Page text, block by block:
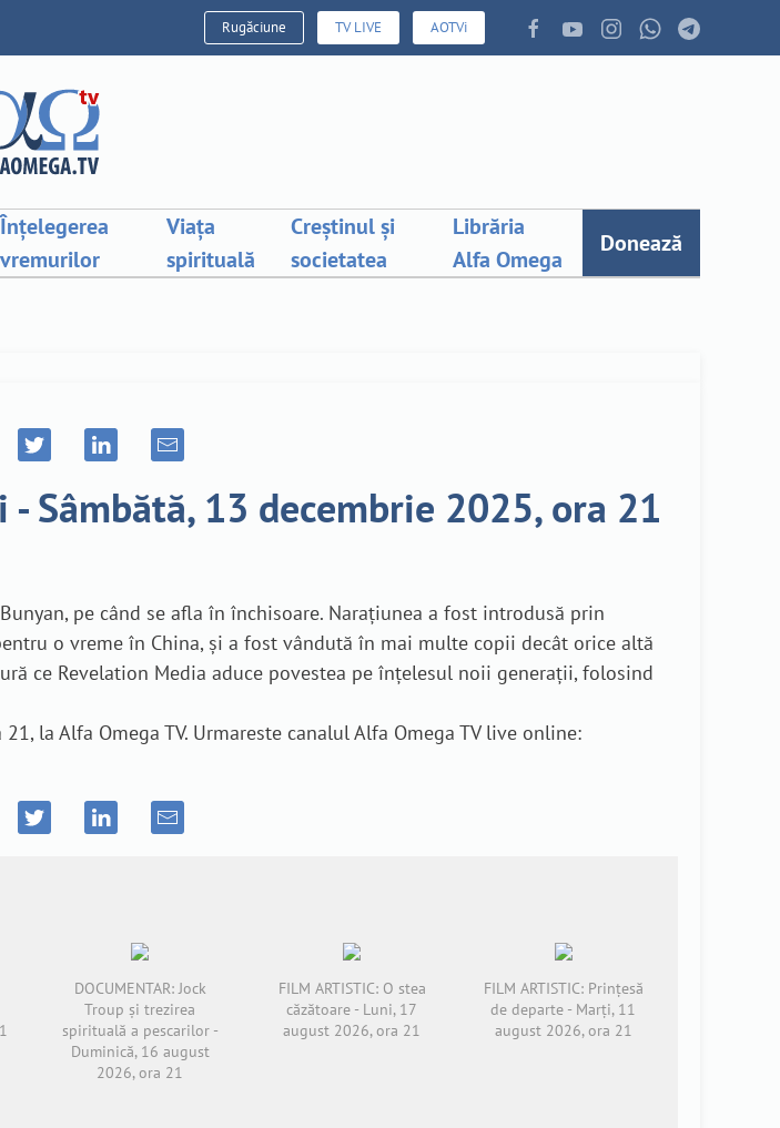
Rugăciune TV LIVE AOTVi
Înțelegerea
vremurilor
Viața
spirituală
Creștinul și
societatea
Librăria
Alfa Omega
Donează
Sâmbătă, 13 decembrie 2025, ora 21
pe când se afla în închisoare. Narațiunea a fost introdusă prin
o vreme în China, și a fost vândută în mai multe copii decât orice altă
ce Revelation Media aduce povestea pe înțelesul noii generații, folosind
la Alfa Omega TV. Urmareste canalul Alfa Omega TV live online:
DOCUMENTAR: Jock
Troup și trezirea
spirituală a pescarilor -
Duminică, 16 august
2026, ora 21
FILM ARTISTIC: O stea
căzătoare - Luni, 17
august 2026, ora 21
FILM ARTISTIC: Prințesă
de departe - Marți, 11
august 2026, ora 21